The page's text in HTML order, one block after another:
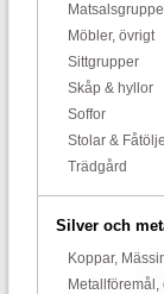
Möbler, övrigt
Sittgrupper
Skåp & hyllor
Soffor
Stolar &
Trädgård
Silver och
Koppar,
Metallföremål,